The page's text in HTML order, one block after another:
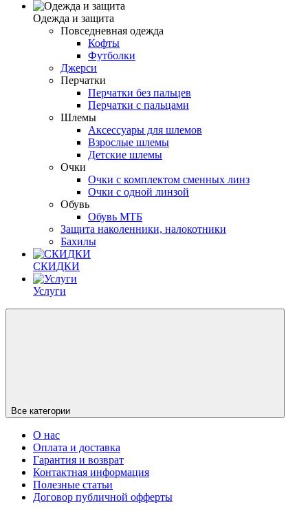
Одежда и защита
Повседневная одежда
Кофты
Футболки
Джерси
Перчатки
Перчатки без пальцев
Перчатки с пальцами
Шлемы
Аксессуары для шлемов
Взрослые шлемы
Детские шлемы
Очки
Очки с комплектом сменных линз
Очки с одной линзой
Обувь
Обувь МТБ
Защита наколенники, налокотники
Бахилы
СКИДКИ
Услуги
Все категории
О нас
Оплата и доставка
Гарантия и возврат
Контактная информация
Полезные статьи
Договор публичной офферты